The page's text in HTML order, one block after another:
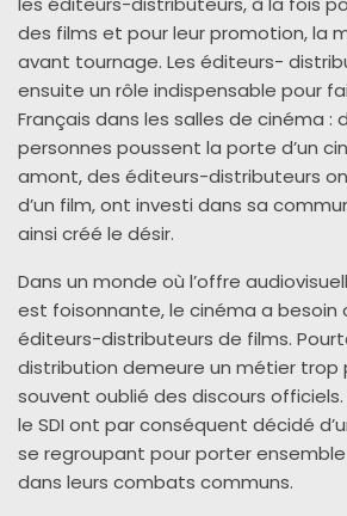
des films et pour leur promotion, la
avant tournage. Les éditeurs-
ensuite un rôle indispensable pour
Français dans les salles de cinéma :
personnes poussent la porte d’un
amont, des éditeurs-distributeurs
d’un film, ont investi dans sa
ainsi créé le désir.
Dans un monde où l’offre
est foisonnante, le cinéma a besoin
éditeurs-distributeurs de films.
distribution demeure un métier trop
souvent oublié des discours officiels.
le SDI ont parconséquent décidé
se regroupant pour porter
dans leurs combats communs.